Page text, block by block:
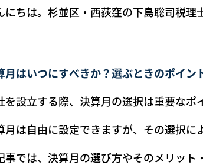
にちは。杉並区・西荻窪の下島聡司税理
月はいつにすべきか？選ぶときのポイン
を設立する際、決算月の選択は重要なポ
月は自由に設定できますが、その選択
事では、決算月の選び方やそのメリット